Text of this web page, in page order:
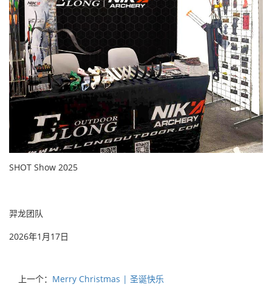
SHOT Show 2025
羿龙团队
2026年1月17日
上一个： Merry Christmas | 圣诞快乐